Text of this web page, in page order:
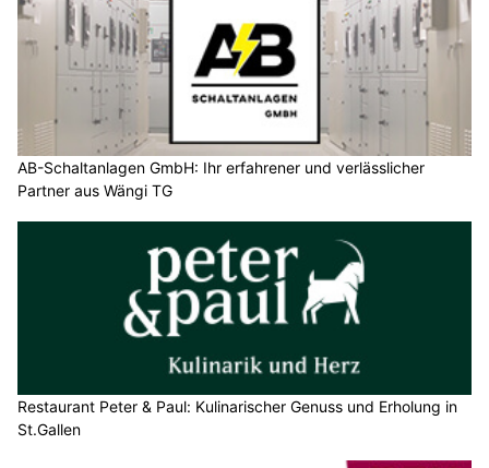
AB-Schaltanlagen GmbH: Ihr erfahrener und verlässlicher
Partner aus Wängi TG
Restaurant Peter & Paul: Kulinarischer Genuss und Erholung in
St.Gallen